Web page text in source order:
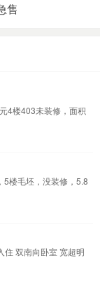
售
4楼403未装修，面积
楼毛坯，没装修，5.8
住 双南向卧室 宽超明